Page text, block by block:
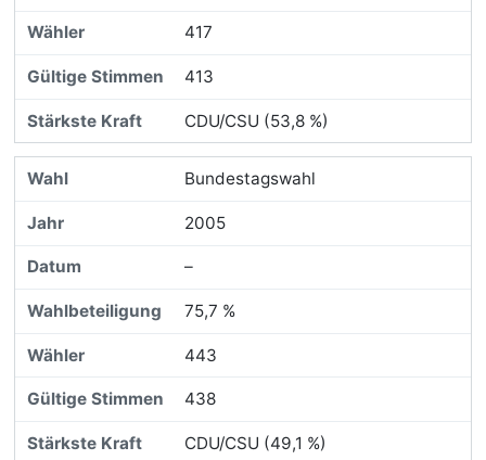
417
413
CDU/CSU (53,8 %)
Bundestagswahl
2005
–
75,7 %
443
438
CDU/CSU (49,1 %)